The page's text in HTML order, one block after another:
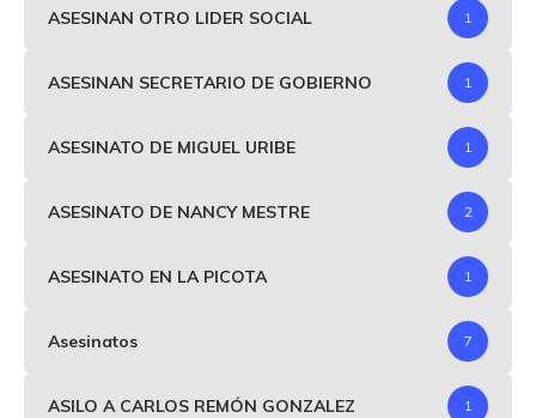
ASESINAN OTRO LIDER SOCIAL 1
ASESINAN SECRETARIO DE GOBIERNO 1
ASESINATO DE MIGUEL URIBE 1
ASESINATO DE NANCY MESTRE 2
ASESINATO EN LA PICOTA 1
Asesinatos 7
ASILO A CARLOS REMÓN GONZALEZ 1